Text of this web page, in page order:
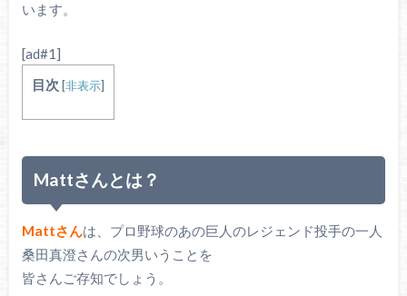
います。
[ad#1]
目次 [非表示]
Mattさんとは？
Mattさんは、プロ野球のあの巨人のレジェンド投手の一人
桑田真澄さんの次男いうことを
皆さんご存知でしょう。